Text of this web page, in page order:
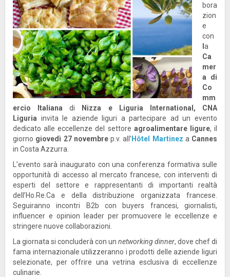
bora
zion
e
con
a
Ca
mer
a di
Co
mm
ercio Italianadi Nizza e Liguria International,
CNA
Liguria invita le aziende liguri a partecipare ad un evento
dedicato alle eccellenze del settore agroalimentare ligure, il
giorno giovedì 27 novembrep.v. all’ Hôtel Martinez a Cannes
in Costa Azzurra.
L’evento sarà inaugurato con una conferenza formativa sulle
opportunità di accesso al mercato francese, con interventi di
esperti del settore e rappresentanti di importanti realtà
dell’Ho.Re.Ca e della distribuzione organizzata francese.
Seguiranno incontri B2b con buyers francesi, giornalisti,
influencer e opinion leader per promuovere le eccellenze e
stringere nuove collaborazioni.
La giornata si concluderà con un networking dinner, dove chef di
fama internazionale utilizzeranno i prodotti delle aziende liguri
selezionate, per offrire una vetrina esclusiva di eccellenze
culinarie.